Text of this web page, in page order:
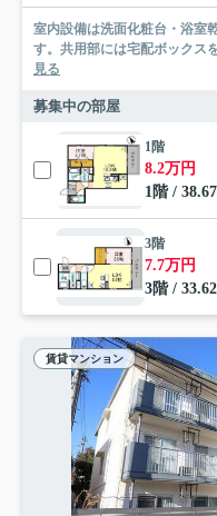
室内設備は洗面化粧台・浴室
す。共用部には宅配ボックス
見る
募集中の部屋
1階
8.2万円
1階 /
3階
7.7万円
3階 /
賃貸マンション